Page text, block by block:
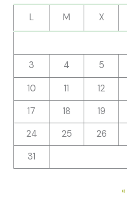
L M X
3
4 5
10
11 12
17
18 19
24
25 26
31